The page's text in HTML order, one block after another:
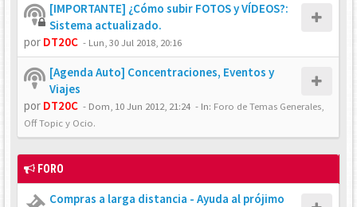
[IMPORTANTE] ¿Cómo subir FOTOS y VÍDEOS?:
Sistema actualizado.
por DT20C - Lun, 30 Jul 2018, 20:16
[Agenda Auto] Concentraciones, Eventos y
Viajes
por DT20C - Dom, 10 Jun 2012, 21:24 - In: Foro de Temas Generales,
Off Topic y Ocio.
FORO
Compras a larga distancia - Ayuda al prójimo